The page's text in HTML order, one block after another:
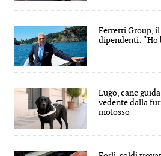
Ferretti Group,
dipendenti: “Ho
Lugo, cane
vedente dalla
molosso